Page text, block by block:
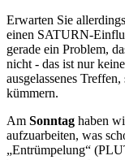
Erwarten Sie
einen SATURN-
gerade ein Problem,
nicht - das ist nur
ausgelassenes
kümmern.
Am Sonntag haben
aufzuarbeiten, was
„Entrümpelung“